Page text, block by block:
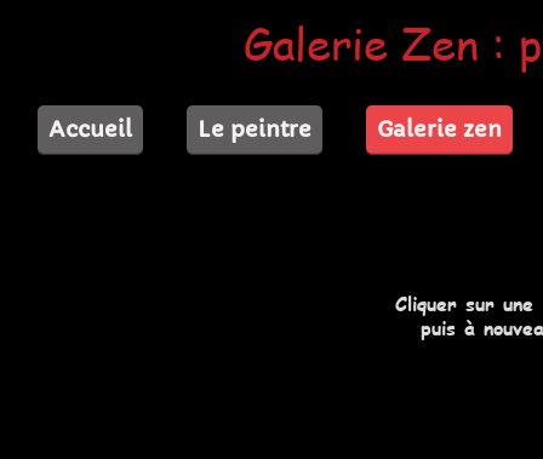
Accueil Le peintre Galerie zen
Galerie Zen :
Cliquer sur
puis à